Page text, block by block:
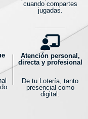
cuando compartes
jugadas.
Atención personal,
directa y profesional
De tu Lotería, tanto
presencial como
digital.